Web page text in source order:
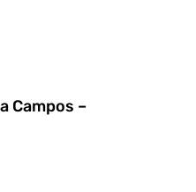
Campos –